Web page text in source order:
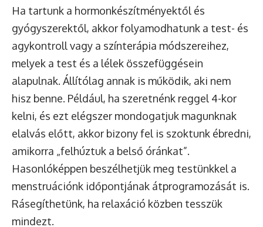
Ha tartunk a hormonkészítményektől és
gyógyszerektől, akkor folyamodhatunk a test- és
agykontroll vagy a színterápia módszereihez,
melyek a test és a lélek összefüggésein
alapulnak. Állítólag annak is működik, aki nem
hisz benne. Például, ha szeretnénk reggel 4-kor
kelni, és ezt elégszer mondogatjuk magunknak
elalvás előtt, akkor bizony fel is szoktunk ébredni,
amikorra „felhúztuk a belső óránkat”.
Hasonlóképpen beszélhetjük meg testünkkel a
menstruációnk időpontjának átprogramozását is.
Rásegíthetünk, ha relaxáció közben tesszük
mindezt.